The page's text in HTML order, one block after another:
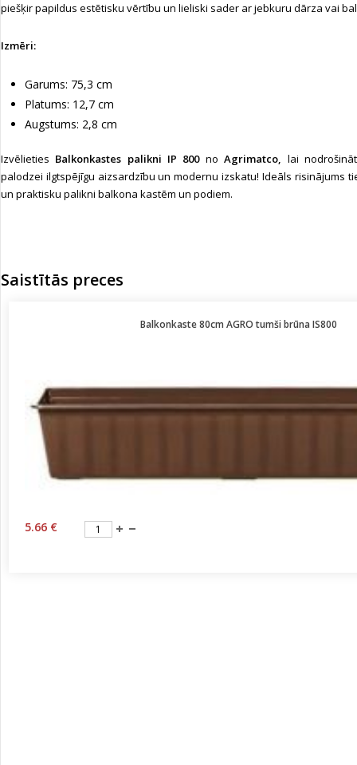
piešķir papildus estētisku vērtību un lieliski sader ar jebkuru dārza vai
Izmēri:
Garums: 75,3 cm
Platums: 12,7 cm
Augstums: 2,8 cm
Izvēlieties Balkonkastes palikni IP 800noAgrimatco, lai
palodzei ilgtspējīgu aizsardzību un modernu izskatu! Ideāls risinājums
un praktisku palikni balkona kastēm un podiem.
Saistītās preces
Balkonkaste 80cm AGRO tumši brūna IS800
5.66 €